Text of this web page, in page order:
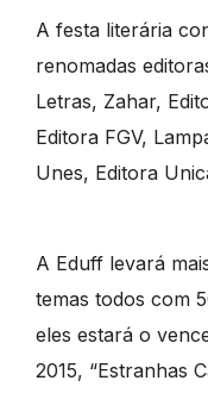
A festa literária
renomadas
Letras, Zahar,
Editora FGV,
Unes, Editora
A Eduff levará
temas todos com
eles estará o
2015, “Estranhas